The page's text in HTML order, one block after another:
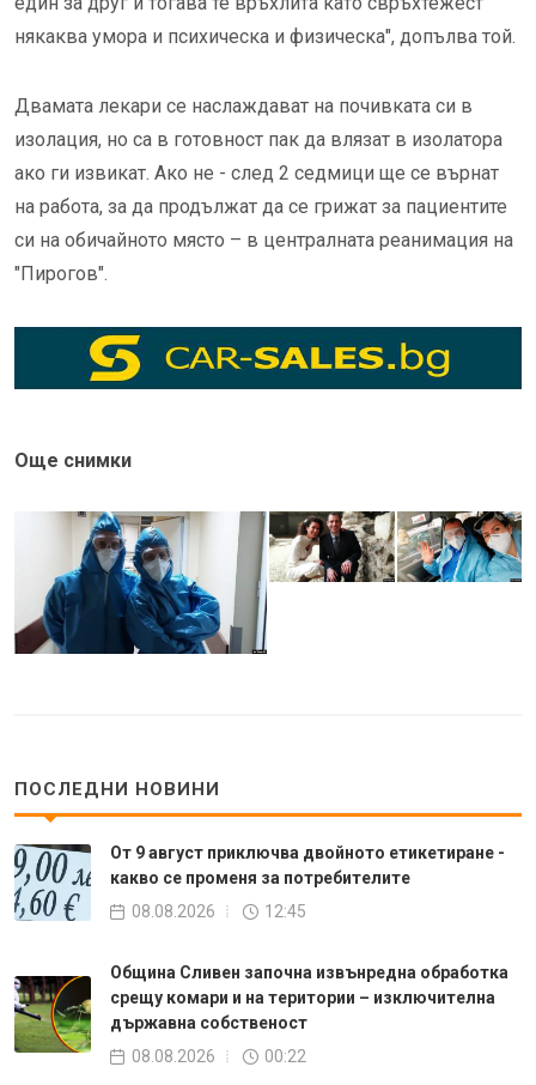
някаква умора и психическа и физическа", допълва той.
Двамата лекари се наслаждават на почивката си в
изолация, но са в готовност пак да влязат в изолатора
ако ги извикат. Ако не - след 2 седмици ще се върнат
на работа, за да продължат да се грижат за пациентите
си на обичайното място – в централната реанимация на
"Пирогов".
Още снимки
ПОСЛЕДНИ НОВИНИ
От 9 август приключва двойното етикетиране -
какво се променя за потребителите
08.08.2026
12:45
Община Сливен започна извънредна обработка
срещу комари и на територии – изключителна
държавна собственост
08.08.2026
00:22